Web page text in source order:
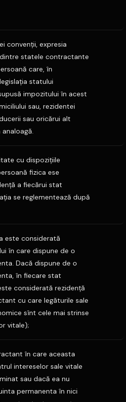
convenţii, expresia
statele contractante
care, în
statului
impozitului în acest
sau, rezidentei
sau oricărui alt
cu dispoziţiile
fizica ese
a fiecărui stat
se reglementează după
este considerată
în care dispune de o
Dacă dispune de o
în fiecare stat
considerată rezidenţă
cu care legăturile sale
sînt cele mai strinse
vitale);
în care aceasta
intereselor sale vitale
sau dacă ea nu
permanenta în nici